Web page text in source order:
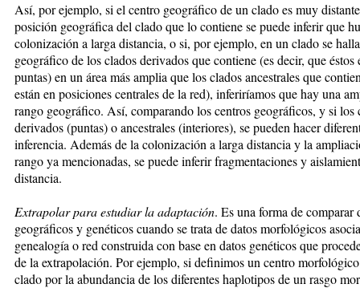
Así, por ejemplo, si el centro geográfico de un clado es muy
posición geográfica del clado que lo con­tiene se puede inferir que
colonización a larga dis­tan­cia, o si, por ejemplo, en un clado se
geo­grá­fico de los clados derivados que contiene (es decir, que éstos
puntas) en un área más amplia que los clados ancestrales que
están en posiciones centrales de la red), inferiríamos que hay una
rango geográfico. Así, comparando los centros geográficos, y si los
derivados (puntas) o an­ces­tra­les (interiores), se pueden hacer
in­fe­rencia. Además de la colonización a larga distancia y la
rango ya mencionadas, se puede inferir frag­mentaciones y
distancia.
Extrapolar para estudiar la adaptación. Es una forma de comparar
geográficos y genéticos cuando se trata de datos mor­fo­ló­gicos
genealogía o red cons­truida con base en datos genéticos que
de la extrapolación. Por ejemplo, si definimos un cen­tro
clado por la abundancia de los di­fe­ren­tes haplotipos de un rasgo